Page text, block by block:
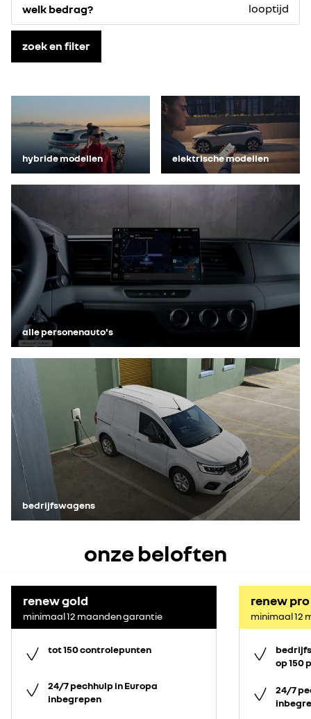
welk bedrag? looptijd
zoek en filter
hybride modellen elektrische modellen
alle personenauto's
bedrijfswagens
onze beloften
renew gold
minimaal 12 maanden garantie
tot 150 controlepunten
24/7 pechhulp in Europa
inbegrepen
renew pro
minimaal 12
op 150
24/7